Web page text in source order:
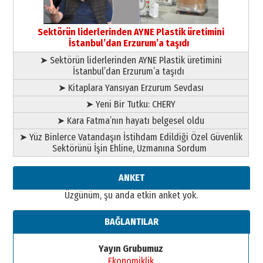
Esat BİNDESEN
Başkan Sekmen’den Erzurum’a
bir vizyon proje daha!
02 Ağustos 2026 Pazar
Sektörün liderlerinden AYNE Plastik üretimini
İstanbul’dan Erzurum’a taşıdı
➤ Sektörün liderlerinden AYNE Plastik üretimini
İstanbul’dan Erzurum’a taşıdı
➤ Kitaplara Yansıyan Erzurum Sevdası
➤ Yeni Bir Tutku: CHERY
➤ Kara Fatma’nın hayatı belgesel oldu
➤ Yüz Binlerce Vatandaşın İstihdam Edildiği Özel Güvenlik
Sektörünü İşin Ehline, Uzmanına Sordum
ANKET
Üzgünüm, şu anda etkin anket yok.
BAĞLANTILAR
Yayın Grubumuz